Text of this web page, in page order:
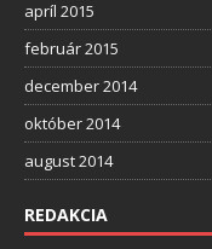
apríl 2015
február 2015
december 2014
október 2014
august 2014
REDAKCIA